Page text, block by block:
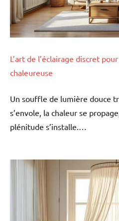
L’art de l’éclairage discret
chaleureuse
Un souffle de lumière douce
s’envole, la chaleur se
plénitude s’installe.…